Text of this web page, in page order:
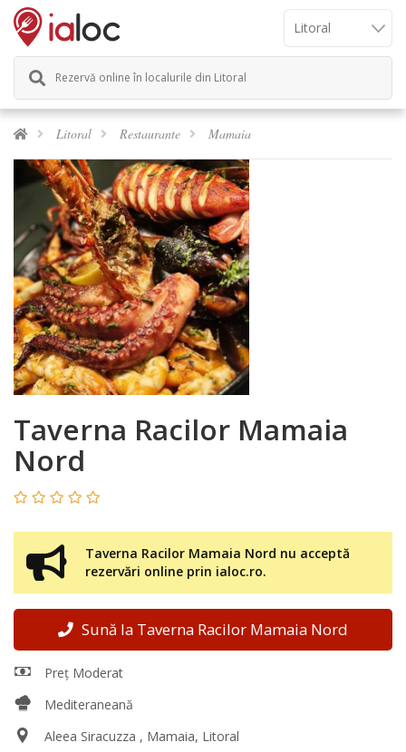
Rezervă online în localurile din Litoral
Litoral Restaurante Mamaia
Taverna Racilor Mamaia
Nord
Taverna Racilor Mamaia Nord nu acceptă
rezervări online prin ialoc.ro.
Sună la Taverna Racilor Mamaia Nord
Preț Moderat
Mediteraneană
Aleea Siracuzza , Mamaia, Litoral